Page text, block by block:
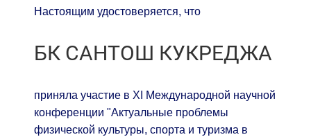
Настоящим удостоверяется, что
БК САНТОШ КУКРЕДЖА
приняла участие в XI Международной научной
конференции "Актуальные проблемы
физической культуры, спорта и туризма в